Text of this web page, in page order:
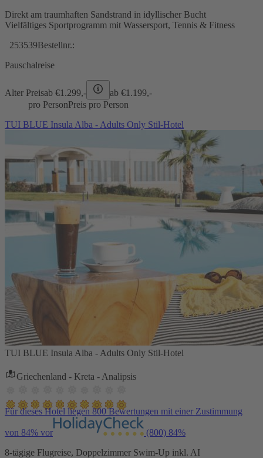
Direkt am traumhaften Sandstrand in idyllischer Bucht
Vielfältiges Sportprogramm mit Wassersport, Tennis & Fitness
253539Bestellnr.:
Pauschalreise
Alter Preisab €1.299,- ab €1.199,-
pro PersonPreis pro Person
TUI BLUE Insula Alba - Adults Only Stil-Hotel
TUI BLUE Insula Alba - Adults Only Stil-Hotel
Griechenland - Kreta - Analipsis
Für dieses Hotel liegen 800 Bewertungen mit einer Zustimmung
von 84% vor (800) 84%
8-tägige Flugreise, Doppelzimmer Swim-Up inkl. AI